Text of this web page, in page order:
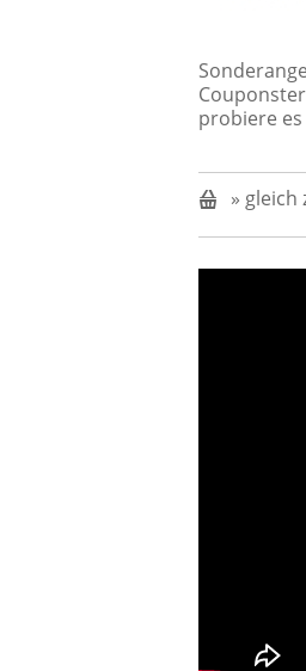
probiere
» gleich